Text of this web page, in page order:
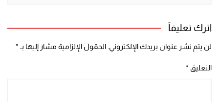
اترك تعليقاً
لن يتم نشر عنوان بريدك الإلكتروني. الحقول الإلزامية مشار إليها بـ *
التعليق *